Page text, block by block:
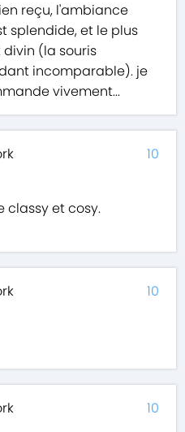
reçu, l'ambiance
splendide, et le plus
(la souris
incomparable). je
vivement...
classy et cosy.
10
10
10